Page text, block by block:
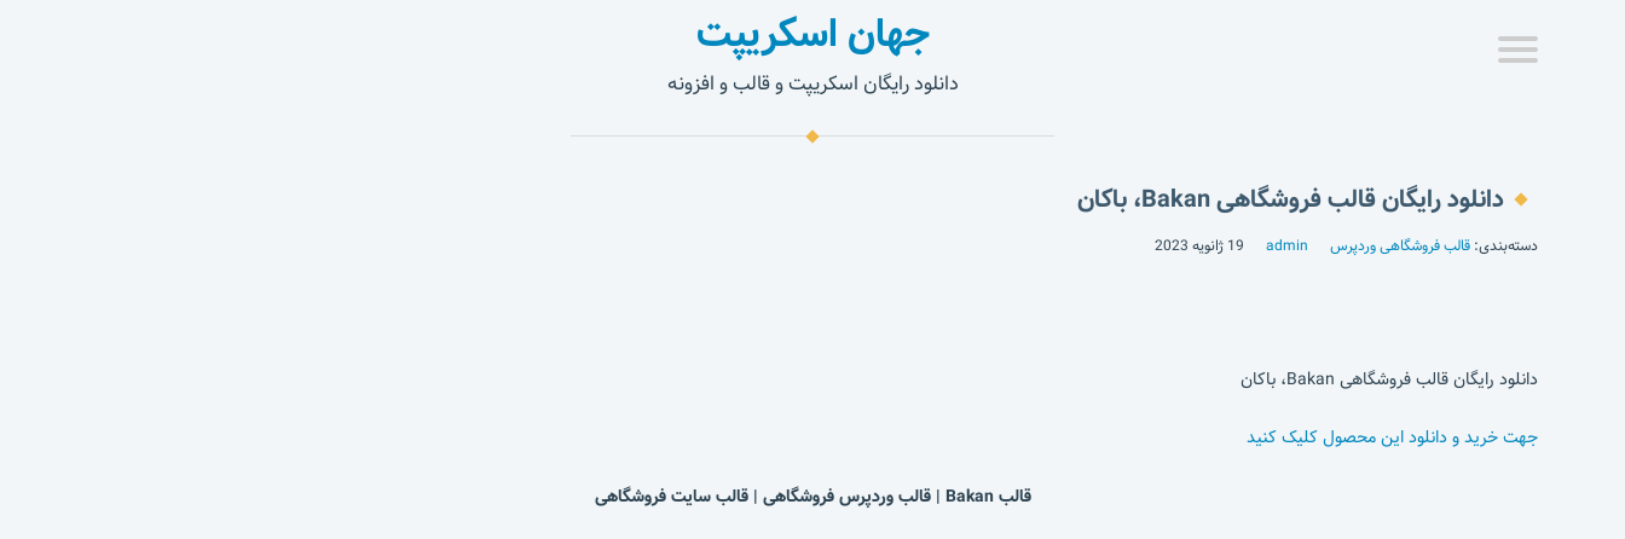
جهان اسکریپت
دانلود رایگان اسکریپت و قالب و افزونه
دانلود رایگان قالب فروشگاهی Bakan، باکان
دسته‌بندی: قالب فروشگاهی وردپرس admin 19 ژانویه 2023
دانلود رایگان قالب فروشگاهی Bakan، باکان
جهت خرید و دانلود این محصول کلیک کنید
قالب Bakan | قالب وردپرس فروشگاهی | قالب سایت فروشگاهی